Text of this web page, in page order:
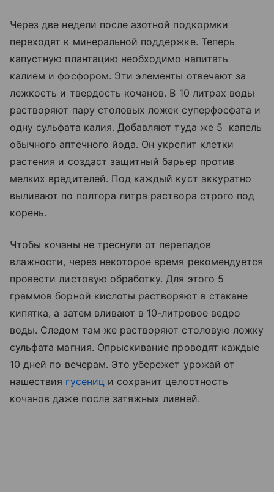
Через две недели после азотной подкормки
переходят к минеральной поддержке. Теперь
капустную плантацию необходимо напитать
калием и фосфором. Эти элементы отвечают за
лежкость и твердость кочанов. В 10 литрах воды
растворяют пару столовых ложек суперфосфата и
одну сульфата калия. Добавляют туда же 5 капель
обычного аптечного йода. Он укрепит клетки
растения и создаст защитный барьер против
мелких вредителей. Под каждый куст аккуратно
выливают по полтора литра раствора строго под
корень.
Чтобы кочаны не треснули от перепадов
влажности, через некоторое время рекомендуется
провести листовую обработку. Для этого 5
граммов борной кислоты растворяют в стакане
кипятка, а затем вливают в 10-литровое ведро
воды. Следом там же растворяют столовую ложку
сульфата магния. Опрыскивание проводят каждые
10 дней по вечерам. Это убережет урожай от
нашествия гусеници сохранит целостность
кочанов даже после затяжных ливней.